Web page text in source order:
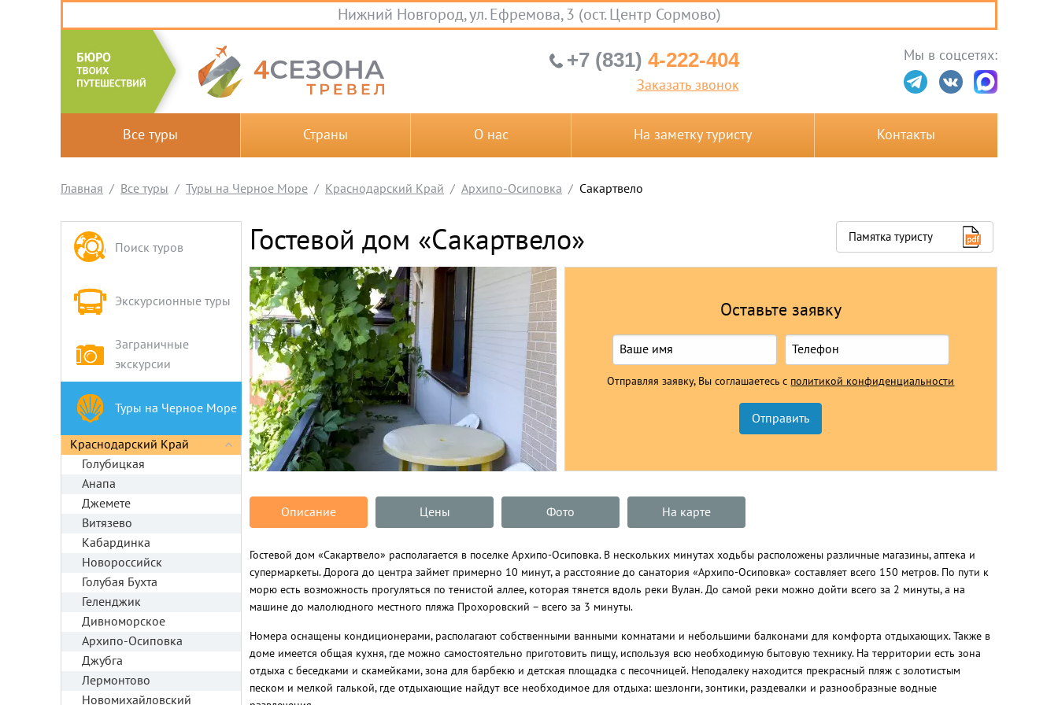
Нижний Новгород, ул. Ефремова, 3 (ост. Центр Сормово)
Все туры Страны О нас На заметку туристу Контакты
+7 (831) 4-222-404
Заказать звонок
Мы в соцсетях:
Главная Все туры Туры на Черное Море Краснодарский Край Архипо-Осиповка Сакартвело
Поиск туров
Экскурсионные туры
Заграничные
экскурсии
Туры на Черное Море
Краснодарский Край
Голубицкая
Анапа
Джемете
Витязево
Кабардинка
Новороссийск
Голубая Бухта
Геленджик
Дивноморское
Архипо-Осиповка
Джубга
Лермонтово
Новомихайловский
Гостевой дом «Сакартвело» Памятка туристу
Оставьте заявку
Отправляя заявку, Вы соглашаетесь с политикой конфиденциальности
Описание Цены Фото На карте
Гостевой дом «Сакартвело» располагается в поселке Архипо-Осиповка. В нескольких минутах ходьбы расположены различные магазины, аптека и
супермаркеты. Дорога до центра займет примерно 10 минут, а расстояние до санатория «Архипо-Осиповка» составляет всего 150 метров. По пути к
морю есть возможность прогуляться по тенистой аллее, которая тянется вдоль реки Вулан. До самой реки можно дойти всего за 2 минуты, а на
машине до малолюдного местного пляжа Прохоровский – всего за 3 минуты.
Номера оснащены кондиционерами, располагают собственными ванными комнатами и небольшими балконами для комфорта отдыхающих. Также в
доме имеется общая кухня, где можно самостоятельно приготовить пищу, используя всю необходимую бытовую технику. На территории есть зона
отдыха с беседками и скамейками, зона для барбекю и детская площадка с песочницей. Неподалеку находится прекрасный пляж с золотистым
песком и мелкой галькой, где отдыхающие найдут все необходимое для отдыха: шезлонги, зонтики, раздевалки и разнообразные водные